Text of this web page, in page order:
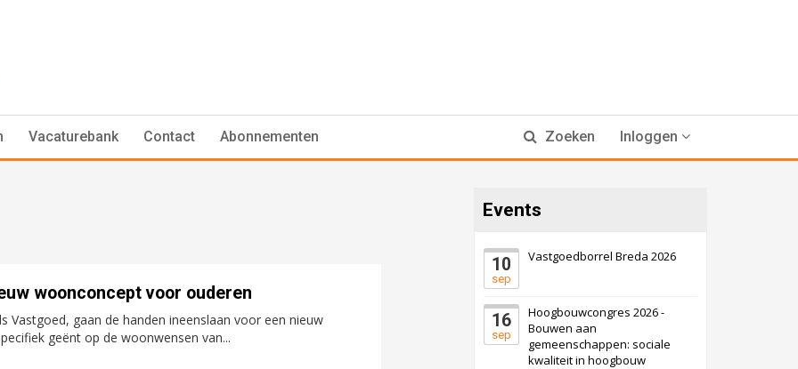
Vacaturebank Contact Abonnementen Zoeken Inloggen
woonconcept voor ouderen
Vastgoed, gaan de handen ineenslaan voor een nieuw
geënt op de woonwensen van...
Events
10
sep
Vastgoedborrel Breda 2026
16
sep
Hoogbouwcongres 2026 -
Bouwen aan
gemeenschappen: sociale
kwaliteit in hoogbouw